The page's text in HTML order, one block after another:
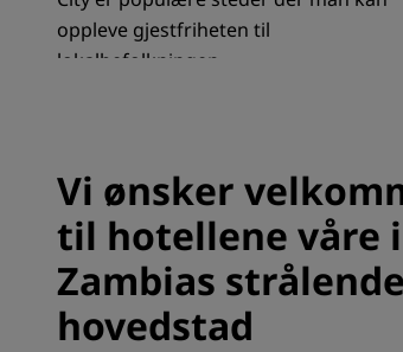
oppleve gjestfriheten til
lokalbefolkningen.
Vi ønsker
til hotellene våre i
Zambias strålende
hovedstad